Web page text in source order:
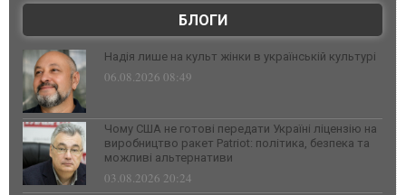
БЛОГИ
Надія лише на культ жінки в українській культурі
06.08.2026 08:49
Чому США не готові передати Україні ліцензію на
виробництво ракет Patriot: політика, безпека та
можливі альтернативи
03.08.2026 20:24